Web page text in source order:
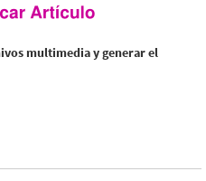
multimedia y generar el